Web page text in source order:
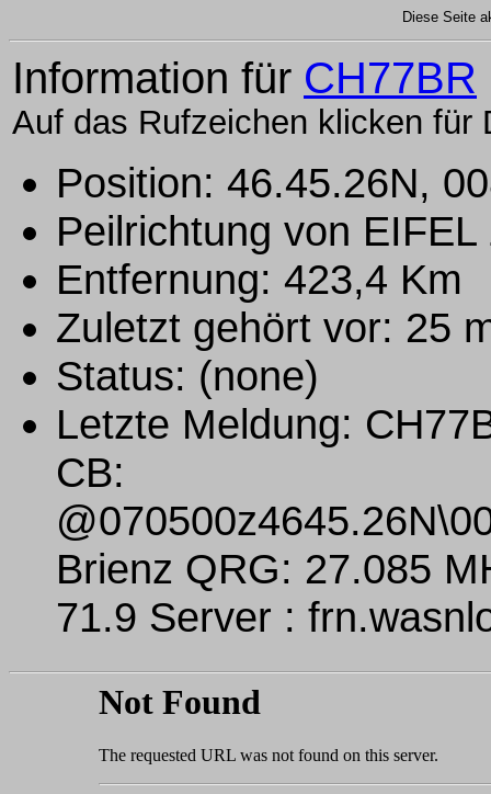
Diese Seite
Information für CH77BR
Auf das Rufzeichen klicken für
Position: 46.45.26N,
Peilrichtung von
Entfernung: 423,4 Km
Zuletzt gehört vor: 25
Status: (none)
Letzte Meldung:
CB:
Brienz QRG: 27.085
71.9 Server :